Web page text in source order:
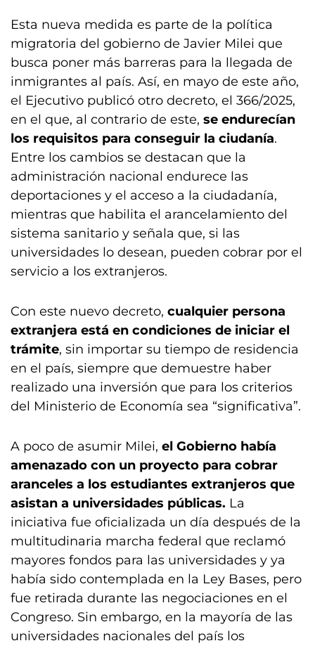
Esta nueva medida es parte de la política
migratoria del gobierno de Javier Milei que
busca poner más barreras para la llegada de
inmigrantes al país. Así, en mayo de este año,
el Ejecutivo publicó otro decreto, el 366/2025,
en el que, al contrario de este, se endurecían
los requisitos para conseguir la ciudanía.
Entre los cambios se destacan que la
administración nacional endurece las
deportaciones y el acceso a la ciudadanía,
mientras que habilita el arancelamiento del
sistema sanitario y señala que, si las
universidades lo desean, pueden cobrar por el
servicio a los extranjeros.
Con este nuevo decreto, cualquier persona
extranjera está en condiciones de iniciar el
trámite, sin importar su tiempo de residencia
en el país, siempre que demuestre haber
realizado una inversión que para los criterios
del Ministerio de Economía sea “significativa”.
A poco de asumir Milei, el Gobierno había
amenazado con un proyecto para cobrar
aranceles a los estudiantes extranjeros que
asistan a universidades públicas. La
iniciativa fue oficializada un día después de la
multitudinaria marcha federal que reclamó
mayores fondos para las universidades y ya
había sido contemplada en la Ley Bases, pero
fue retirada durante las negociaciones en el
Congreso. Sin embargo, en la mayoría de las
universidades nacionales del país los